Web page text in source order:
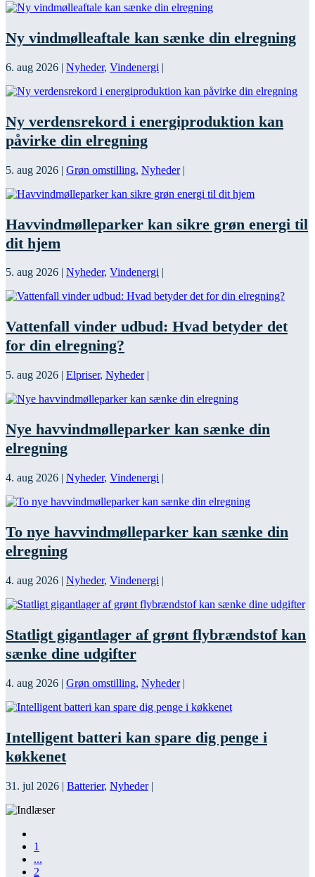
Ny vindmølleaftale kan sænke din elregning
6. aug 2026 | Nyheder, Vindenergi |
Ny verdensrekord i energiproduktion kan
påvirke din elregning
5. aug 2026 | Grøn omstilling, Nyheder|
Havvindmølleparker kan sikre grøn energi til
dit hjem
5. aug 2026 Nyheder, Vindenergi
Vattenfall vinder udbud: Hvad betyder det
for din elregning?
5. aug 2026 | Elpriser, Nyheder|
Nye havvindmølleparker kan sænke din
elregning
4. aug 2026 | Nyheder, Vindenergi |
To nye havvindmølleparker kan sænke din
elregning
4. aug 2026 | Nyheder, Vindenergi |
Statligt gigantlager af grønt flybrændstof kan
sænke dine udgifter
4. aug 2026 | Grøn omstilling, Nyheder|
Intelligent batteri kan spare dig penge i
køkkenet
31. jul 2026 | Batterier, Nyheder|
1
...
2